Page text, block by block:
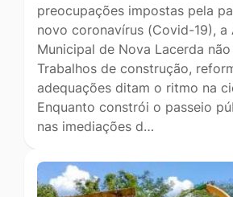
preocupações impostas pela
novo coronavírus (Covid-19), a
Municipal de Nova Lacerda não
Trabalhos de construção,
adequações ditam o ritmo na
Enquanto constrói o passeio
nas imediações d…